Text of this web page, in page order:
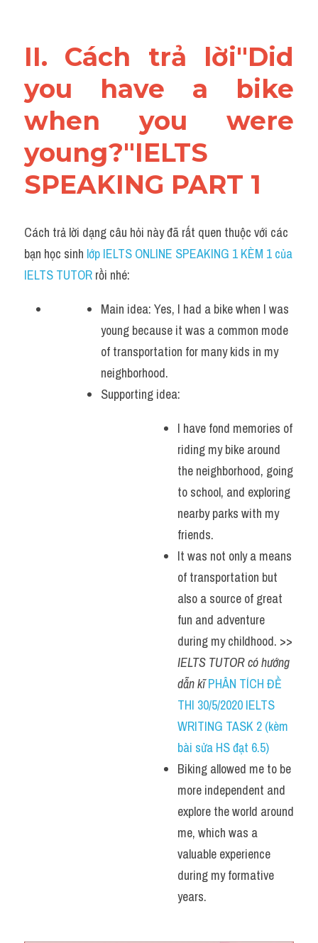
II. Cách trả lời"Did
you have a bike
when you were
young?"IELTS
SPEAKING PART 1
Cách trả lời dạng câu hỏi này đã rất quen thuộc với các
bạn học sinh lớp IELTS ONLINE SPEAKING 1 KÈM 1 của
IELTS TUTOR rồi nhé:
Main idea: Yes, I had a bike when I was
young because it was a common mode
of transportation for many kids in my
neighborhood.
Supporting idea:
I have fond memories of
riding my bike around
the neighborhood, going
to school, and exploring
nearby parks with my
friends.
It was not only a means
of transportation but
also a source of great
fun and adventure
IELTS TUTOR có hướng
dẫn kĩ PHÂN TÍCH ĐỀ
THI 30/5/2020 IELTS
WRITING TASK 2 (kèm
bài sửa HS đạt 6.5)
Biking allowed me to be
more independent and
explore the world around
me, which was a
valuable experience
during my formative
years.